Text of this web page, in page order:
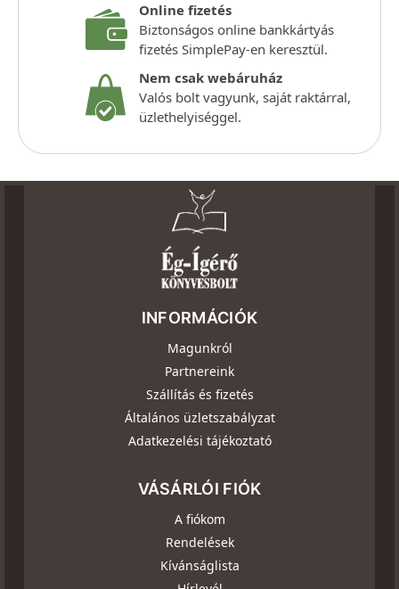
Online fizetés
Biztonságos online bankkártyás
fizetés SimplePay-en keresztül.
Nem csak webáruház
Valós bolt vagyunk, saját raktárral,
üzlethelyiséggel.
INFORMÁCIÓK
Magunkról
Partnereink
Szállítás és fizetés
Általános üzletszabályzat
Adatkezelési tájékoztató
VÁSÁRLÓI FIÓK
A fiókom
Rendelések
Kívánságlista